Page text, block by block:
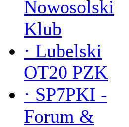
Nowosolski
Klub
· Lubelski
OT20 PZK
· SP7PKI -
Forum &